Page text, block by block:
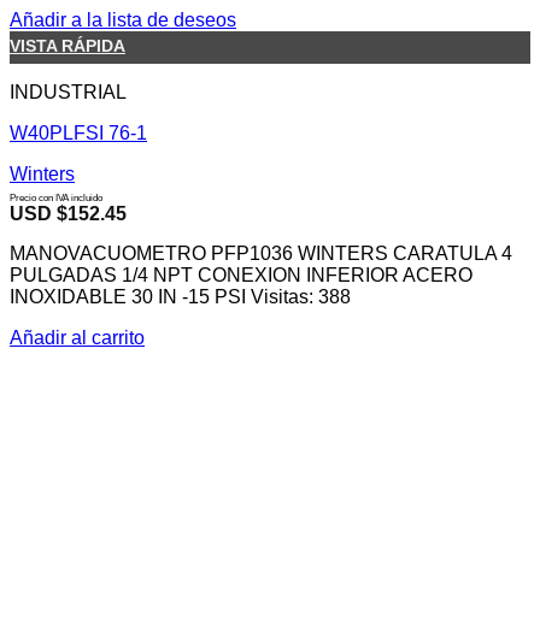
Añadir a la lista de deseos
VISTA RÁPIDA
INDUSTRIAL
W40PLFSI 76-1
Winters
Precio con IVA incluido
USD $152.45
MANOVACUOMETRO PFP1036 WINTERS CARATULA 4
PULGADAS 1/4 NPT CONEXION INFERIOR ACERO
INOXIDABLE 30 IN -15 PSI Visitas: 388
Añadir al carrito